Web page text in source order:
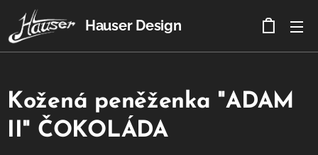
Hauser Design
Kožená peněženka "ADAM
II" ČOKOLÁDA